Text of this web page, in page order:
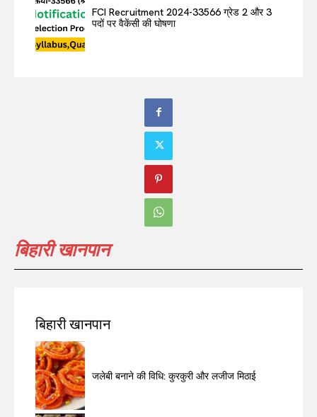
FCI Recruitment 2024-33566 ग्रेड 2 और 3
पदों पर वैकेंसी की घोषणा
बिहारी खानपान
बिहारी खानपान
जलेबी बनाने की विधि: कुरकुरी और लजीज मिठाई